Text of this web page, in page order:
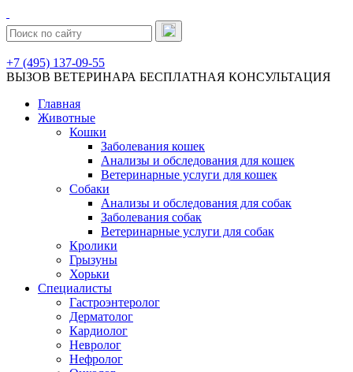
+7 (495) 137-09-55
ВЫЗОВ ВЕТЕРИНАРА БЕСПЛАТНАЯ КОНСУЛЬТАЦИЯ
Главная
Животные
Кошки
Заболевания кошек
Анализы и обследования для кошек
Ветеринарные услуги для кошек
Собаки
Анализы и обследования для собак
Заболевания собак
Ветеринарные услуги для собак
Кролики
Грызуны
Хорьки
Специалисты
Гастроэнтеролог
Дерматолог
Кардиолог
Невролог
Нефролог